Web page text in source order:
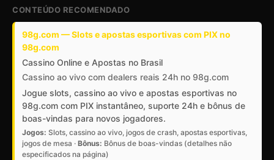
CONTEÚDO RECOMENDADO
98g.com — Slots e apostas esportivas com PIX no
98g.com
Cassino Online e Apostas no Brasil
Cassino ao vivo com dealers reais 24h no 98g.com
Jogue slots, cassino ao vivo e apostas esportivas no
98g.com com PIX instantâneo, suporte 24h e bônus de
boas-vindas para novos jogadores.
Jogos: Slots, cassino ao vivo, jogos de crash, apostas esportivas,
jogos de mesa · Bônus: Bônus de boas-vindas (detalhes não
especificados na página)